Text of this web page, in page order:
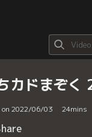
カドまぞく
on 2022/06/03 24mins